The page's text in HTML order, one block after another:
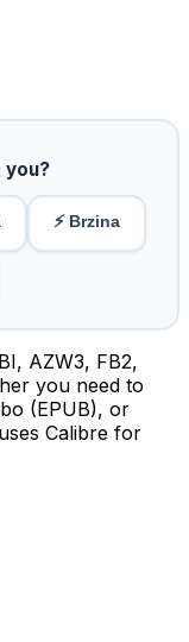
⚡ Brzina
AZW3, FB2,
you need to
(EPUB), or
Calibre for